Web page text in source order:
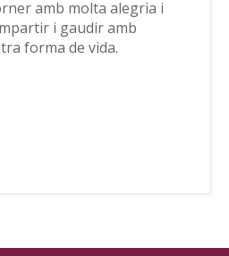
amb molta alegria i
i gaudir amb
forma de vida.